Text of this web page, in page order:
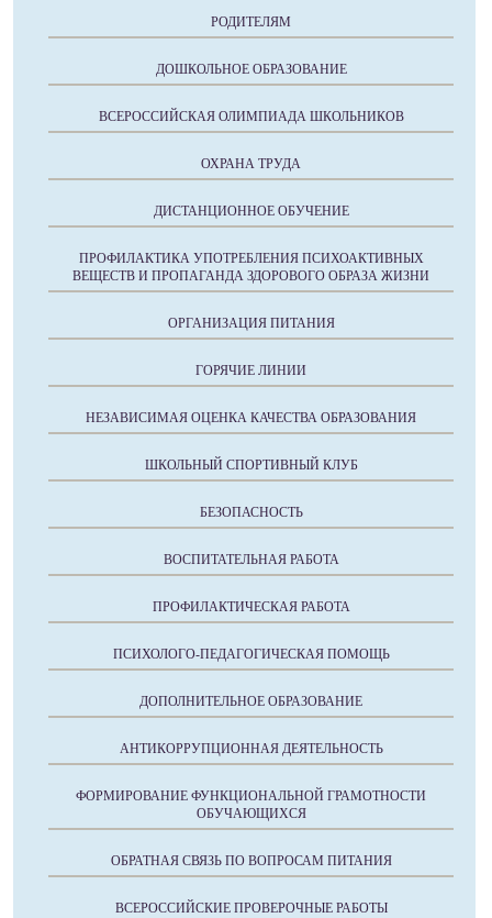
РОДИТЕЛЯМ
ДОШКОЛЬНОЕ ОБРАЗОВАНИЕ
ВСЕРОССИЙСКАЯ ОЛИМПИАДА ШКОЛЬНИКОВ
ОХРАНА ТРУДА
ДИСТАНЦИОННОЕ ОБУЧЕНИЕ
ПРОФИЛАКТИКА УПОТРЕБЛЕНИЯ ПСИХОАКТИВНЫХ
ВЕЩЕСТВ И ПРОПАГАНДА ЗДОРОВОГО ОБРАЗА ЖИЗНИ
ОРГАНИЗАЦИЯ ПИТАНИЯ
ГОРЯЧИЕ ЛИНИИ
НЕЗАВИСИМАЯ ОЦЕНКА КАЧЕСТВА ОБРАЗОВАНИЯ
ШКОЛЬНЫЙ СПОРТИВНЫЙ КЛУБ
БЕЗОПАСНОСТЬ
ВОСПИТАТЕЛЬНАЯ РАБОТА
ПРОФИЛАКТИЧЕСКАЯ РАБОТА
ПСИХОЛОГО-ПЕДАГОГИЧЕСКАЯ ПОМОЩЬ
ДОПОЛНИТЕЛЬНОЕ ОБРАЗОВАНИЕ
АНТИКОРРУПЦИОННАЯ ДЕЯТЕЛЬНОСТЬ
ФОРМИРОВАНИЕ ФУНКЦИОНАЛЬНОЙ ГРАМОТНОСТИ
ОБУЧАЮЩИХСЯ
ОБРАТНАЯ СВЯЗЬ ПО ВОПРОСАМ ПИТАНИЯ
ВСЕРОССИЙСКИЕ ПРОВЕРОЧНЫЕ РАБОТЫ